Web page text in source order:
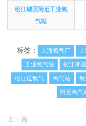
松江城区附近工业氧
气站
标签： 上海氧气厂
工业氧气站
松江哪
松江送氧气
氧气站
附近氧气
上一篇